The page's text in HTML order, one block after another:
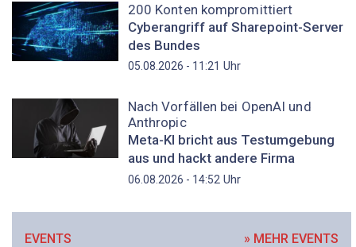
200 Konten kompromittiert
Cyberangriff auf Sharepoint-Server
des Bundes
05.08.2026 - 11:21 Uhr
Nach Vorfällen bei OpenAI und
Anthropic
Meta-KI bricht aus Testumgebung
aus und hackt andere Firma
06.08.2026 - 14:52 Uhr
EVENTS » MEHR EVENTS